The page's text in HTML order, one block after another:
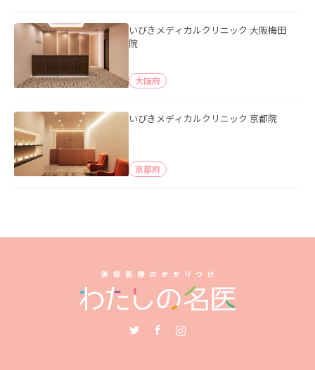
いびきメディカルクリニック 大阪梅田
院
大阪府
いびきメディカルクリニック 京都院
京都府